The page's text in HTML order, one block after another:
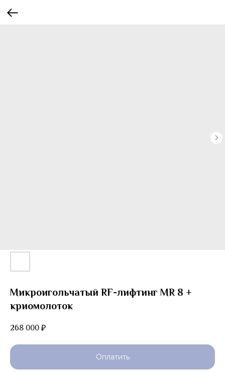
Микроигольчатый RF-лифтинг MR 8 +
криомолоток
268 000₽
Оплатить